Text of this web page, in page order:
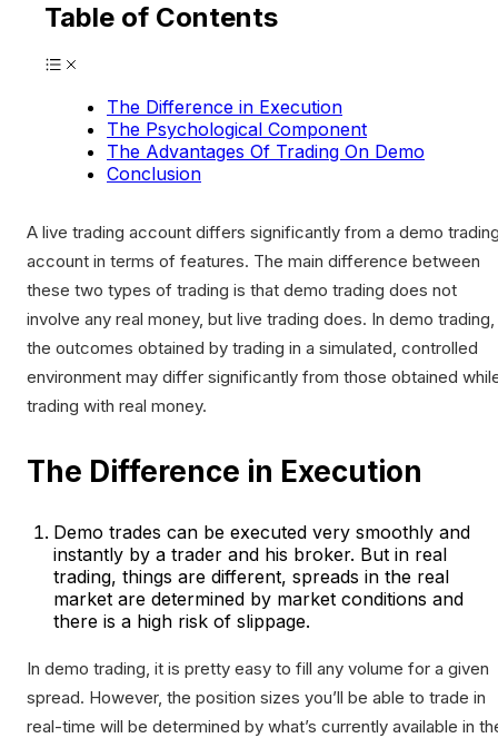
Table of Contents
The Difference in Execution
The Psychological Component
The Advantages Of Trading On Demo
Conclusion
A live trading account differs significantly from a demo
account in terms of features. The main difference between
these two types of trading is that demo trading does not
involve any real money, but live trading does. In demo trading,
the outcomes obtained by trading in a simulated, controlled
environment may differ significantly from those obtained
trading with real money.
The Difference in Execution
Demo trades can be executed very smoothly and
instantly by a trader and his broker. But in real
trading, things are different, spreads in the real
market are determined by market conditions and
there is a high risk of slippage.
In demo trading, it is pretty easy to fill any volume for a given
spread. However, the position sizes you’ll be able to trade in
real-time will be determined by what’s currently available in